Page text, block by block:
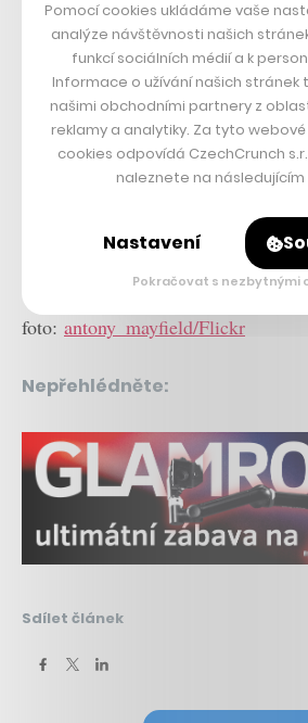
foto: antony_mayfield/Flickr
Nepřehlédněte:
Sdílet článek
Pomocí cookies ukládáme vaše
analýze návštěvnosti našich
funkcí sociálních médií a k
Informace o užívání našich stránek
našimi obchodními partnery z
reklamy a analytiky. Za tyto
cookies odpovídá CzechCrunch
naleznete na následujícím
Nastavení
Pokračovat s nezbytnými